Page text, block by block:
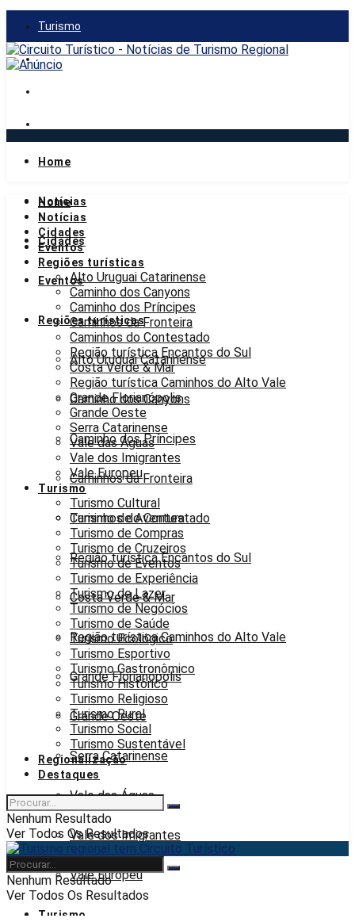
Turismo
Gastronomia
domingo, 9 de agosto de 2026
Home
Notícias
Cidades
Eventos
Regiões turísticas
Alto Uruguai Catarinense
Caminho dos Canyons
Caminho dos Príncipes
Caminhos da Fronteira
Caminhos do Contestado
Região turística Encantos do Sul
Costa Verde & Mar
Região turística Caminhos do Alto Vale
Grande Florianópolis
Grande Oeste
Serra Catarinense
Vale das Águas
Vale dos Imigrantes
Vale Europeu
Turismo
Home
Notícias
Cidades
Eventos
Regiões turísticas
Alto Uruguai Catarinense
Caminho dos Canyons
Caminho dos Príncipes
Caminhos da Fronteira
Caminhos do Contestado
Região turística Encantos do Sul
Costa Verde & Mar
Região turística Caminhos do Alto Vale
Grande Florianópolis
Grande Oeste
Serra Catarinense
Vale das Águas
Vale dos Imigrantes
Vale Europeu
Turismo
Turismo Cultural
Turismo de Aventura
Turismo de Compras
Turismo de Cruzeiros
Turismo de Eventos
Turismo de Experiência
Turismo de Lazer
Turismo de Negócios
Turismo de Saúde
Turismo Ecológico
Turismo Esportivo
Turismo Gastronômico
Turismo Histórico
Turismo Religioso
Turismo Rural
Turismo Social
Turismo Sustentável
Regionalização
Destaques
Nenhum Resultado
Ver Todos Os Resultados
Nenhum Resultado
Ver Todos Os Resultados